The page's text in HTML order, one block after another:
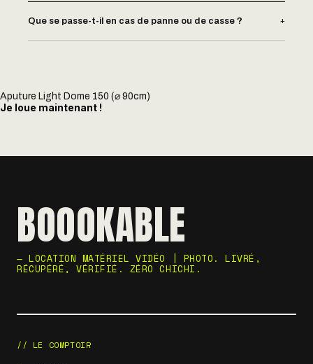
Que se passe-t-il en cas de panne ou de casse ? +
Aputure Light Dome 150 (⌀ 90cm)
Je loue maintenant !
BOOOKABLE
— LOCATION MATÉRIEL VIDÉO | PHOTO. LIVRÉ,
RÉCUPÉRÉ, VÉRIFIÉ. ZÉRO CHICHI.
// LE COMPTOIR